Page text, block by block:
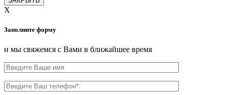
X
Заполните форму
и мы свяжемся с Вами в ближайшее время